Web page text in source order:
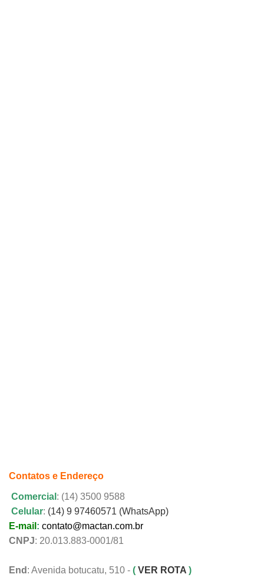
Contatos e Endereço
Comercial : (14) 3500 9588
Celular: (14) 9 97460571 (WhatsApp)
E-mail : contato@mactan.com.br
CNPJ: 20.013.883-0001/81
End : Avenida botucatu, 510 - ( VER ROTA )